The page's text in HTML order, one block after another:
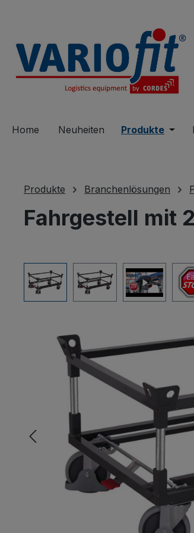
Home Neuheiten Produkte
Produkte Branchenlösungen
Fahrgestell mit
Bildergalerie überspringen